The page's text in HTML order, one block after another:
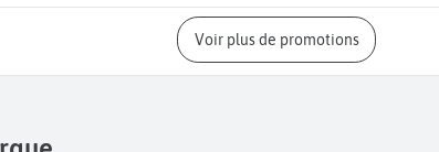
Voir plus de promotions